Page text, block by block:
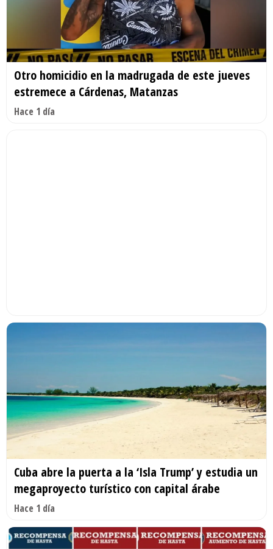
Otro homicidio en la madrugada de este jueves
estremece a Cárdenas, Matanzas
Hace 1 día
Cuba abre la puerta a la ‘Isla Trump’ y estudia un
megaproyecto turístico con capital árabe
Hace 1 día